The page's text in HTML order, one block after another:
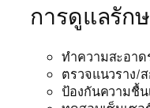
การดูแลรัก
ทำความสะอาด
ตรวจแนวราง/
ป้องกันความชื้